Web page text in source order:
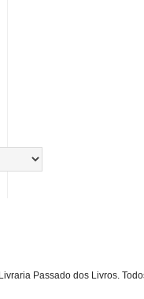
Passado dos Livros.